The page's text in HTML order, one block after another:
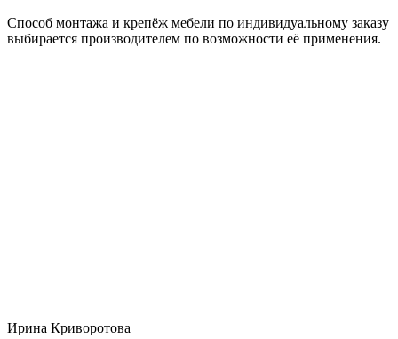
Способ монтажа и крепёж мебели по индивидуальному заказу
выбирается производителем по возможности её применения.
Ирина Криворотова